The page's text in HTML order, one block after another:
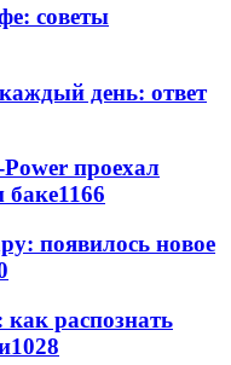
советы
день: ответ
проехал
баке1166
появилось новое
распознать
1028